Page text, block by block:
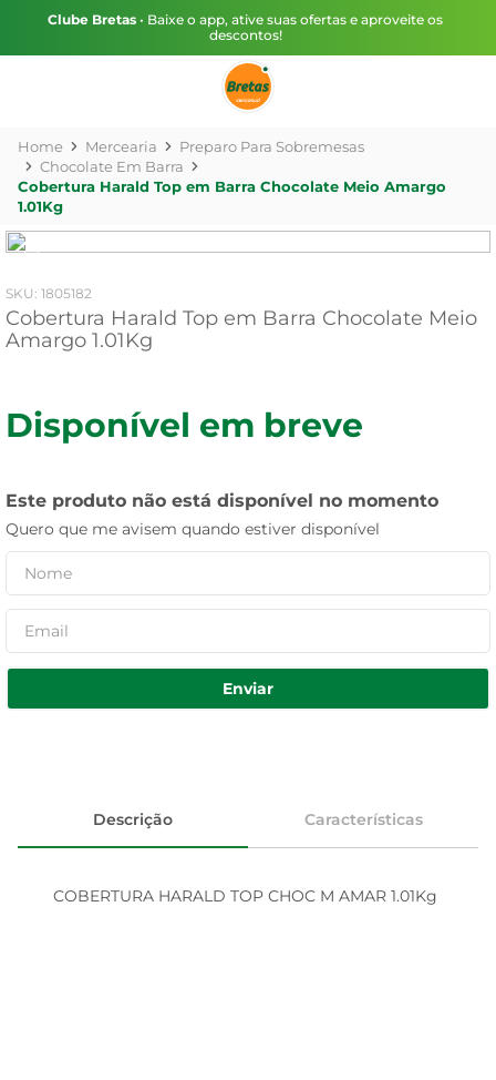
Clube Bretas • Baixe o app, ative suas ofertas e aproveite os
descontos!
Mercearia
Preparo Para Sobremesas
Chocolate Em Barra
Cobertura Harald Top em Barra Chocolate Meio Amargo
1.01Kg
: 1805182
Cobertura Harald Top em Barra Chocolate Meio
Amargo 1.01Kg
Disponível em breve
Este produto não está disponível no momento
Quero que me avisem quando estiver disponível
Enviar
Descrição Características
COBERTURA HARALD TOP CHOC M AMAR 1.01Kg